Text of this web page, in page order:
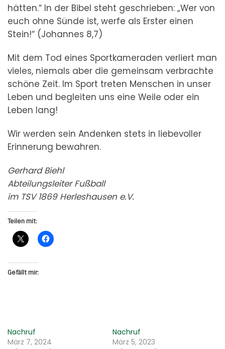
hätten.“ In der Bibel steht geschrieben: „Wer von
euch ohne Sünde ist, werfe als Erster einen
Stein!“ (Johannes 8,7)
Mit dem Tod eines Sportkameraden verliert man
vieles, niemals aber die gemeinsam verbrachte
schöne Zeit. Im Sport treten Menschen in unser
Leben und begleiten uns eine Weile oder ein
Leben lang!
Wir werden sein Andenken stets in liebevoller
Erinnerung bewahren.
Gerhard Biehl
Abteilungsleiter Fußball
im TSV 1869 Herleshausen e.V.
Teilen mit:
Gefällt mir:
Nachruf
März 7, 2024
Nachruf
März 5, 2023